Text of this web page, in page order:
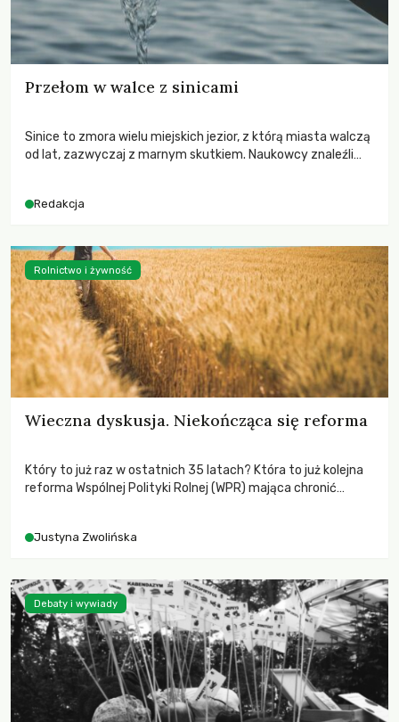
Przełom w walce z sinicami
Sinice to zmora wielu miejskich jezior, z którą miasta walczą
od lat, zazwyczaj z marnym skutkiem. Naukowcy znaleźli
komputerowych, możemy teraz nie tylko przewidywać, ale i
te opanują miejskie plaże. Oto jak nowoczesna genetyka
staje się nowym „GPS-em” dla naszych rzek i jezior.
Redakcja
Wieczna dyskusja. Niekończąca się reforma
Który to już raz w ostatnich 35 latach? Która to już kolejna
reforma Wspólnej Polityki Rolnej (WPR) mająca chronić
Justyna Zwolińska
Rolnictwo i żywność
Debaty i wywiady